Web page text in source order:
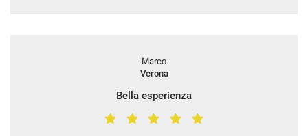
Marco
Verona
Bella esperienza